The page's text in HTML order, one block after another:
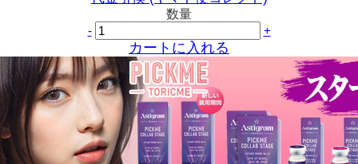
数量
-
+
カートに入れる